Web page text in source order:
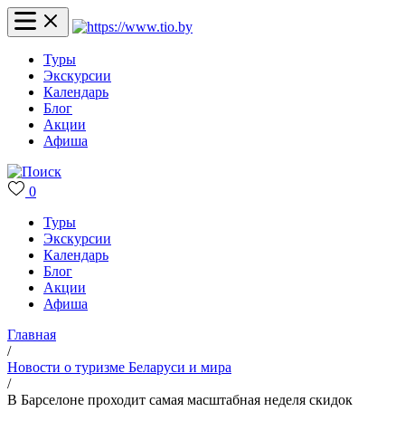
Туры
Экскурсии
Календарь
Блог
Акции
Афиша
0
Туры
Экскурсии
Календарь
Блог
Акции
Афиша
Главная
/
Новости о туризме Беларуси и мира
/
В Барселоне проходит самая масштабная неделя скидок